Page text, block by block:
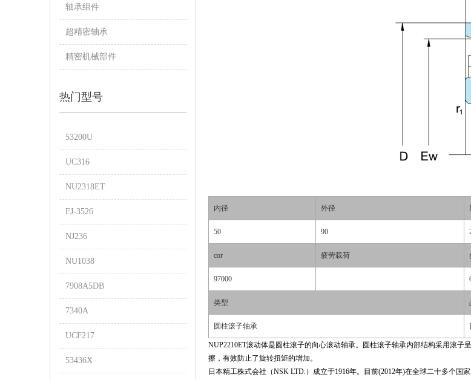
轴承组件
超精密轴承
精密机械部件
热门型号
53200U
UC316
NU2318ET
FJ-3526
NJ236
NU1038
7908A5DB
7340A
UCF217
53436X
内径 外径
50 90
cor 疲劳载荷
97000
类型
圆柱滚子轴承
NUP2210ET滚动体是圆柱滚子的向心滚动轴承。圆柱滚子轴承内部结构采用滚
擦，有效防止了旋转扭矩的增加。
日本精工株式会社（NSK LTD.）成立于1916年。目前(2012年)在全球二十多个